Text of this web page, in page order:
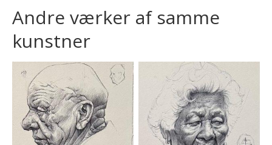
Andre værker af samme
kunstner